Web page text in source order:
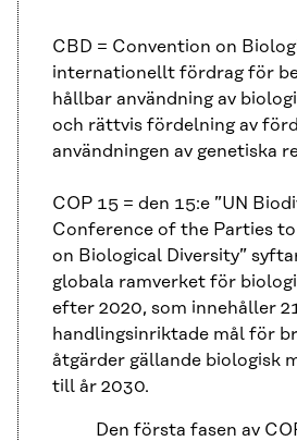
CBD = Convention on
internationellt fördrag för
hållbar användning av
och rättvis fördelning av
användningen av genetiska
COP 15 = den 15:e ”UN
Conference of the Parties
on Biological Diversity”
globala ramverket för
efter 2020, som innehåller
handlingsinriktade mål för
åtgärder gällande biologisk
till år 2030.
Den första fasen av